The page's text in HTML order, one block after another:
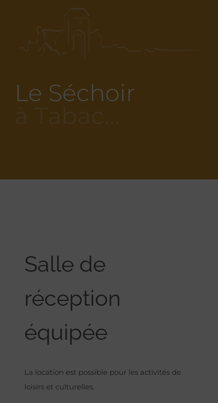
Le Séchoir
Salle de
réception
équipée
La location est possible pour les activités de
loisirs et culturelles.